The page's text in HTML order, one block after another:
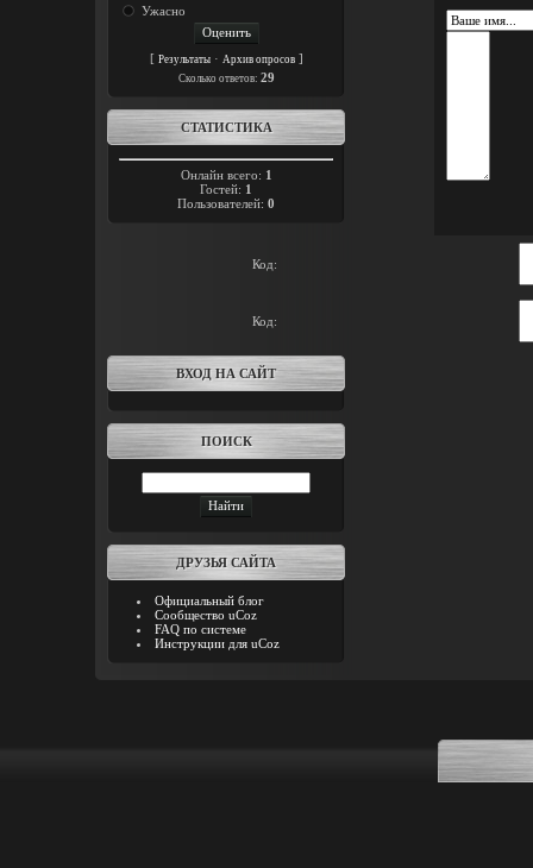
Ужасно
[ Результаты· Архив опросов]
Cколько ответов: 29
СТАТИСТИКА
Онлайн всего: 1
Гостей: 1
Пользователей: 0
Код:
Код:
ВХОД НА САЙТ
ПОИСК
ДРУЗЬЯ САЙТА
Официальный блог
Сообщество uCoz
FAQ по системе
Инструкции для uCoz